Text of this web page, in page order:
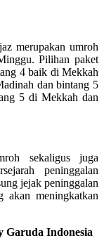
merupakan umroh
Pilihan paket
4 baik di Mekkah
dan bintang 5
5 di Mekkah dan
sekaligus juga
peninggalan
jejak peninggalan
akan meningkatkan
Garuda Indonesia